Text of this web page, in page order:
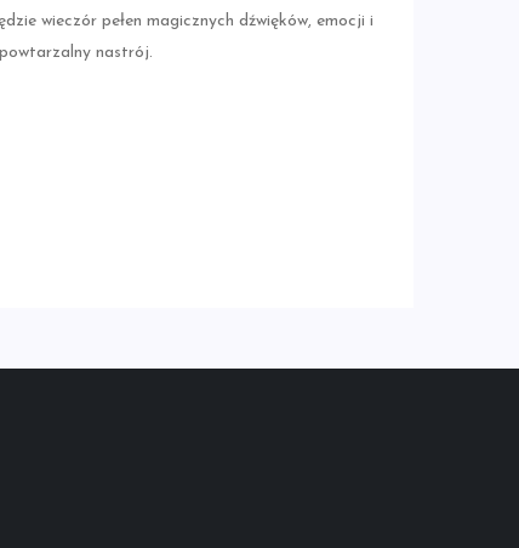
wieczór pełen magicznych dźwięków, emocji i
nastrój.